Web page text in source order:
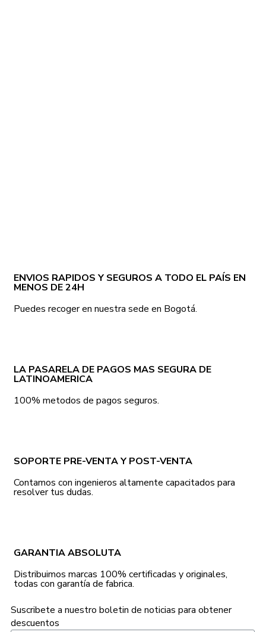
ENVIOS RAPIDOS Y SEGUROS A TODO EL PAÍS EN
MENOS DE 24H
Puedes recoger en nuestra sede en Bogotá.
LA PASARELA DE PAGOS MAS SEGURA DE
LATINOAMERICA
100% metodos de pagos seguros.
SOPORTE PRE-VENTA Y POST-VENTA
Contamos con ingenieros altamente capacitados para
resolver tus dudas.
GARANTIA ABSOLUTA
Distribuimos marcas 100% certificadas y originales,
todas con garantía de fabrica.
Suscribete a nuestro boletin de noticias para obtener
descuentos